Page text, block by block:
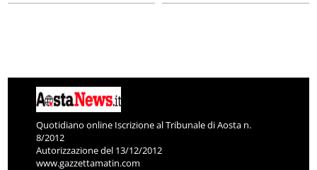
Quotidiano online Iscrizione al Tribunale di Aosta n.
8/2012
Autorizzazione del 13/12/2012
www.gazzettamatin.com